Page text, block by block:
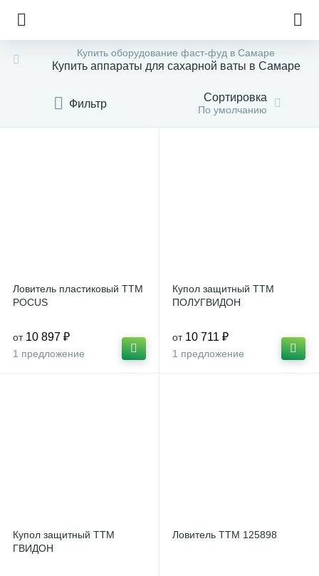
Купить оборудование фаст-фуд в Самаре
Купить аппараты для сахарной ваты в Самаре
Фильтр Сортировка
По умолчанию
Ловитель пластиковый ТТМ
POCUS
от 10 897 ₽
1 предложение
Купол защитный ТТМ
ПОЛУГВИДОН
от 10 711 ₽
1 предложение
Купол защитный ТТМ
ГВИДОН
Ловитель ТТМ 125898